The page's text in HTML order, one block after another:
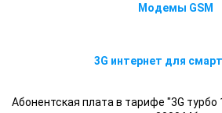
Модемы GSM
3G интернет для
Абонентская плата в тарифе "3G турбо